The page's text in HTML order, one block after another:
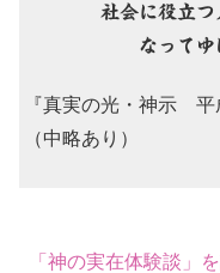
社会に役立つ人
なってゆけ
『真実の光・神示
（中略あり）
「神の実在体験談」